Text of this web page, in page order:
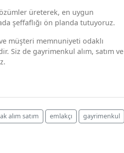
üreterek, en uygun
şeffaflığı ön planda tutuyoruz.
müşteri memnuniyeti odaklı
Siz de gayrimenkul alım, satım ve
alım satım emlakçı
gayrimenkul